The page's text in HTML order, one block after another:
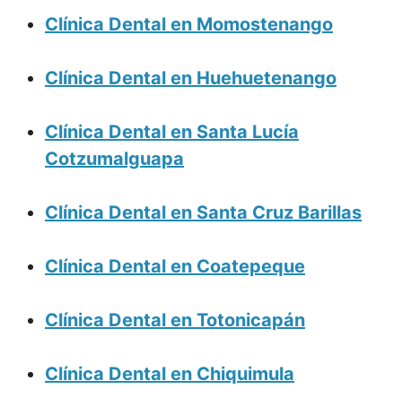
Clínica Dental en Momostenango
Clínica Dental en Huehuetenango
Clínica Dental en Santa Lucía
Cotzumalguapa
Clínica Dental en Santa Cruz Barillas
Clínica Dental en Coatepeque
Clínica Dental en Totonicapán
Clínica Dental en Chiquimula